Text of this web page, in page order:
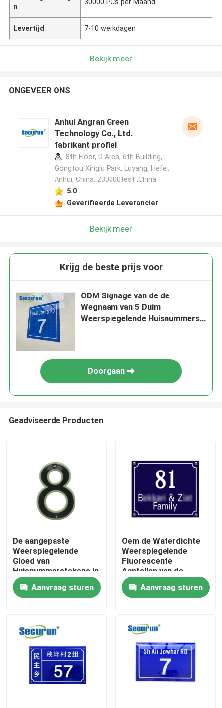
Producten
Videos
Over ons
Fabrieksreis
n
30000 PCs per Maand
Levertijd 7-10 werkdagen
Bekijk meer
ONGEVEER ONS
Anhui Angran Green
Technology Co., Ltd.
fabrikant profiel
8th Floor, D Area, 6th Building,
Gongtou Xinglu Park, Luyang, Hefei,
Anhui, China. 230000test ,China
5.0
Geverifieerde Leverancier
Bekijk meer
Krijg de beste prijs voor
ODM Signage van de de
Wegnaam van 5 Duim
Weerspiegelende Huisnummers
Doorgaan
Geadviseerde Producten
De aangepaste
Weerspiegelende
Gloed van
Huisnummerstekens in
Dark voor Straatdeur
Aanvraag sturen
Oem de Waterdichte
Weerspiegelende
Fluorescente
Aantallen van de
Huisnummerplaque
voor Huizen
Aanvraag sturen